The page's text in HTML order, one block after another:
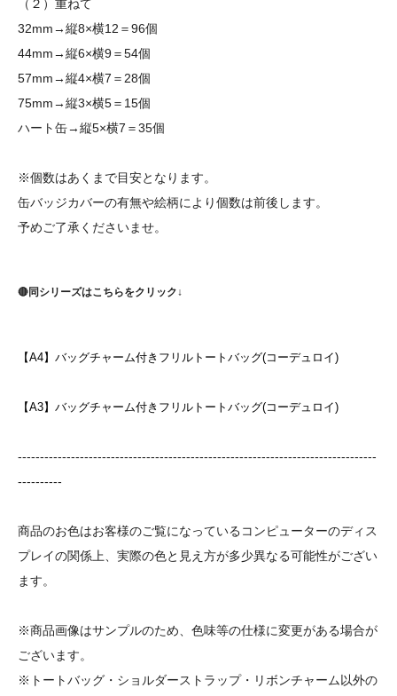
（２）重ねて
32mm→縦8×横12＝96個
44mm→縦6×横9＝54個
57mm→縦4×横7＝28個
75mm→縦3×横5＝15個
ハート缶→縦5×横7＝35個
※個数はあくまで目安となります。
缶バッジカバーの有無や絵柄により個数は前後します。
予めご了承くださいませ。
🔴同シリーズはこちらをクリック↓
【A4】バッグチャーム付きフリルトートバッグ(コーデュロイ)
【A3】バッグチャーム付きフリルトートバッグ(コーデュロイ)
---------------------------------------------------------------------------------
----------
商品のお色はお客様のご覧になっているコンピューターのディス
プレイの関係上、実際の色と見え方が多少異なる可能性がござい
ます。
※商品画像はサンプルのため、色味等の仕様に変更がある場合が
ございます。
※トートバッグ・ショルダーストラップ・リボンチャーム以外の